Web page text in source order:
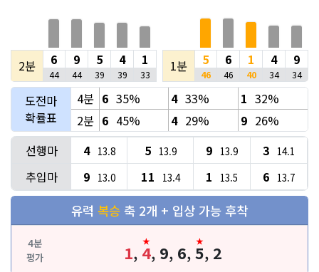
2분 6 9 5 4 1
44 44 39 39 33
1분 5 6 1 4 9
46 46 40 34 34
도전마
확률표
4분 6 35% 4 33% 1 32%
2분 6 45% 4 29% 9 26%
선행마
4 13.8 5 13.9 9 13.9 3 14.1
추입마 9 13.0 11 13.4 1 13.5 6 13.7
유력 복승 축 2개 + 입상 가능 후착
4분
평가
1, 4, 9, 6,5, 2